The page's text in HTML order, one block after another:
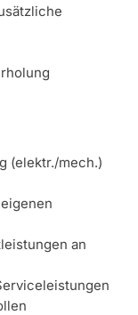
(elektr./mech.)
an